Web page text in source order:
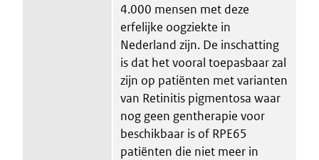
4.000 mensen met deze
erfelijke oogziekte in
Nederland zijn. De inschatting
is dat het vooral toepasbaar zal
zijn op patiënten met varianten
van Retinitis pigmentosa waar
nog geen gentherapie voor
beschikbaar is of RPE65
patiënten die niet meer in